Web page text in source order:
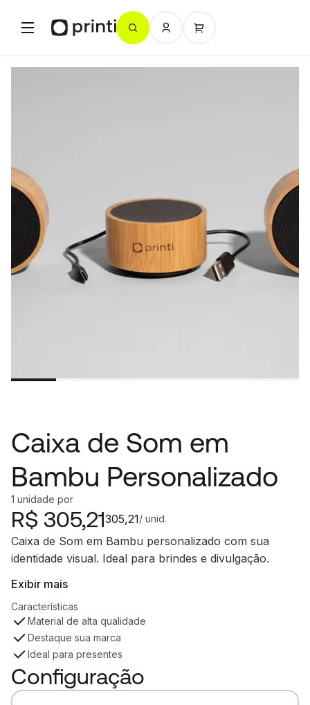
Caixa de Som em
Bambu Personalizado
1 unidade por
R$ 305,21 / unid.
305,21
Caixa de Som em Bambu personalizado com sua
identidade visual. Ideal para brindes e divulgação.
Exibir mais
Características
Material de alta qualidade
Destaque sua marca
Ideal para presentes
Configuração